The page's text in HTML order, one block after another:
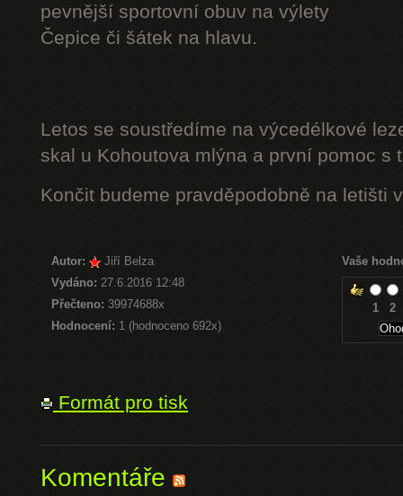
pevnější sportovní obuv na výlety
Čepice či šátek na hlavu.
Letos se soustředíme na výcedélkové
skal u Kohoutova mlýna a první pomoc s
Končit budeme pravděpodobně na letišti
Autor:
Jiří Belza
Vydáno: 27.6.2016 12:48
Přečteno:39974688x
Hodnocení: 1 (hodnoceno 692x)
Vaše
1 2
Formát pro tisk
Komentáře